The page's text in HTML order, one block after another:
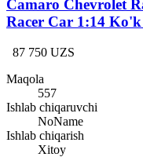
Camaro Chevrolet
Racer Car 1:14
87 750 UZS
Maqola
557
Ishlab chiqaruvchi
NoName
Ishlab chiqarish
Xitoy